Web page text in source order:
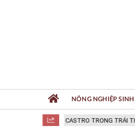
FIDEL CASTRO TRONG TRÁI TIM
NÔNG NGHIỆP SINH